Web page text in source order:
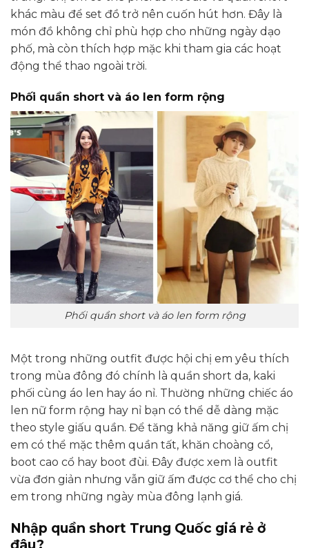
khác màu để set đồ trở nên cuốn hút hơn. Đây là
món đồ không chỉ phù hợp cho những ngày dạo
phố, mà còn thích hợp mặc khi tham gia các hoạt
động thể thao ngoài trời.
Phối quần short và áo len form rộng
Phối quần short và áo len form rộng
Một trong những outfit được hội chị em yêu thích
trong mùa đông đó chính là quần short da, kaki
phối cùng áo len hay áo nỉ. Thường những chiếc áo
len nữ form rộng hay nỉ bạn có thể dễ dàng mặc
theo style giấu quần. Để tăng khả năng giữ ấm chị
em có thể mặc thêm quần tất, khăn choàng cổ,
boot cao cổ hay boot đùi. Đây được xem là outfit
vừa đơn giản nhưng vẫn giữ ấm được cơ thể cho chị
em trong những ngày mùa đông lạnh giá.
Nhập quần short Trung Quốc giá rẻ ở
đâu?